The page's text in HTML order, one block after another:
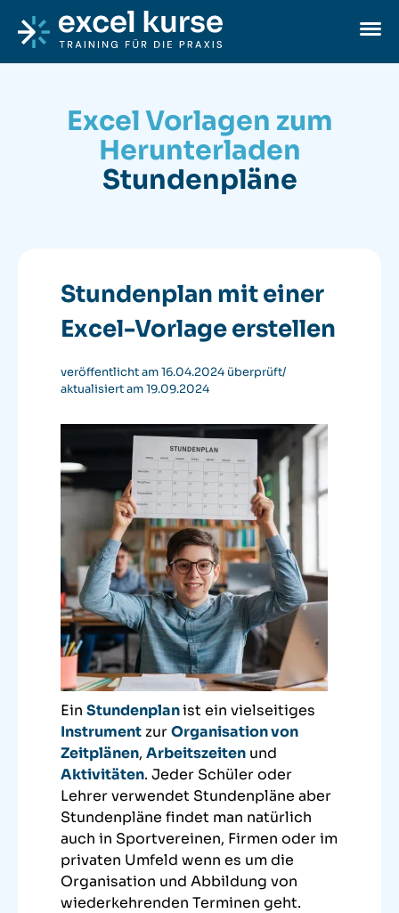
Excel-Kurse
Excel Vorlagen zum
Herunterladen
Stundenpläne
Stundenplan mit einer
Excel-Vorlage erstellen
veröffentlicht am 16.04.2024 überprüft/
aktualisiert am 19.09.2024
Ein Stundenplanist ein vielseitiges
InstrumentzurOrganisation von
Zeitplänen, Arbeitszeiten und
Aktivitäten. Jeder Schüler oder
Lehrer verwendet Stundenpläne aber
Stundenpläne findet man natürlich
auch in Sportvereinen, Firmen oder im
privaten Umfeld wenn es um die
Organisation und Abbildung von
wiederkehrenden Terminen geht.